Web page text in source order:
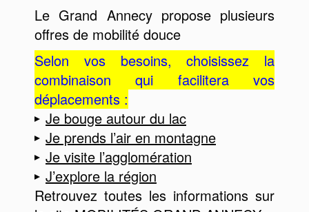
Le Grand Annecy propose plusieurs
offres de mobilité douce
Selon vos besoins, choisissez la
combinaison qui facilitera vos
déplacements :
Je bouge autour du lac
Je prends l’air en montagne
Je visite l’agglomération
J’explore la région
Retrouvez toutes les informations sur